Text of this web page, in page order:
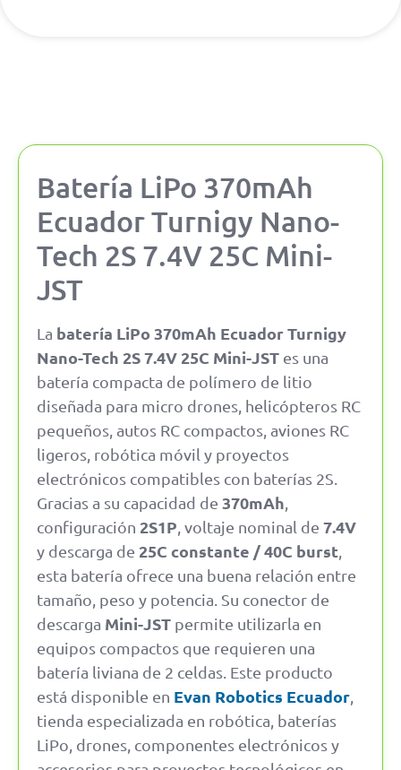
Batería LiPo 370mAh
Ecuador Turnigy Nano-
Tech 2S 7.4V 25C Mini-
JST
La batería LiPo 370mAh Ecuador Turnigy
Nano-Tech 2S 7.4V 25C Mini-JST es una
batería compacta de polímero de litio
diseñada para micro drones, helicópteros RC
pequeños, autos RC compactos, aviones RC
ligeros, robótica móvil y proyectos
electrónicos compatibles con baterías 2S.
Gracias a su capacidad de 370mAh,
configuración 2S1P, voltaje nominal de 7.4V
y descarga de 25C constante / 40C burst,
esta batería ofrece una buena relación entre
tamaño, peso y potencia. Su conector de
descarga Mini-JST permite utilizarla en
equipos compactos que requieren una
batería liviana de 2 celdas. Este producto
está disponible en Evan Robotics Ecuador,
tienda especializada en robótica, baterías
LiPo, drones, componentes electrónicos y